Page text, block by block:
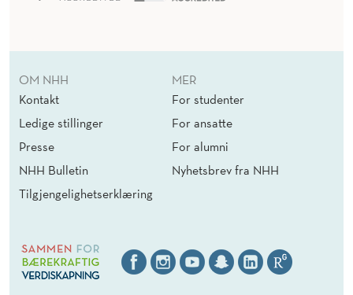
OM NHH
Kontakt
Ledige stillinger
Presse
NHH Bulletin
Tilgjengelighetserklæring
MER
For studenter
For ansatte
For alumni
Nyhetsbrev fra NHH